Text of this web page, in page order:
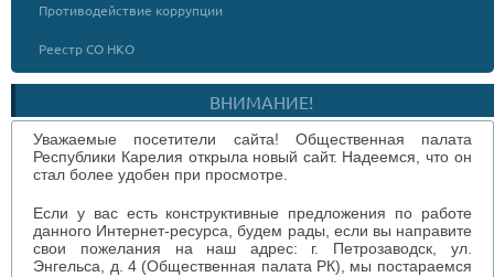
Противодействие коррупции
Реестр СО НКО
ВНИМАНИЕ!
Уважаемые посетители сайта! Общественная палата
Республики Карелия открыла новый сайт. Надеемся, что он
стал более удобен при просмотре.
Если у вас есть конструктивные предложения по работе
данного Интернет-ресурса, будем рады, если вы направите
свои пожелания на наш адрес: г. Петрозаводск, ул.
Энгельса, д. 4 (Общественная палата РК), мы постараемся